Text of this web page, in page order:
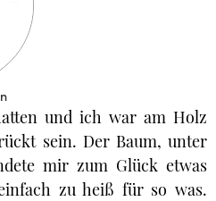
und ich war am Holz
sein. Der Baum, unter
mir zum Glück etwas
zu heiß für so was.